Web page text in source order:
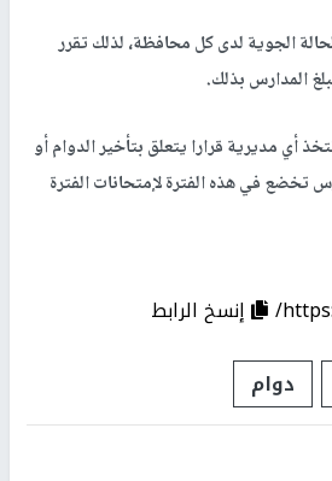
الجوية لدى كل محافظة، لذلك تقرر
المدارس بذلك.
أي مديرية قرارا يتعلق بتأخير الدوام أو
تخضع في هذه الفترة لإمتحانات الفترة
إنسخ الرابط
دوام